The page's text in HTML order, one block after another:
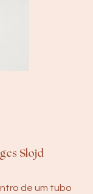
Slojd
de um tubo